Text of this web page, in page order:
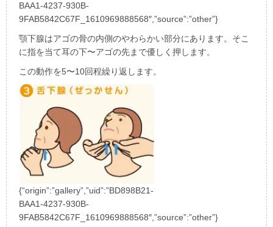
BAA1-4237-930B-
9FAB5842C67F_1610969888568″,”source”:”other”}
顎下腺はアゴの骨の内側のやわらかい部分にあります。そこ
に指を当て耳の下〜アゴの先まで優しく押します。
この動作を5〜10回程繰り返します。
{“origin”:”gallery”,”uid”:”BD898B21-
BAA1-4237-930B-
9FAB5842C67F_1610969888568″,”source”:”other”}